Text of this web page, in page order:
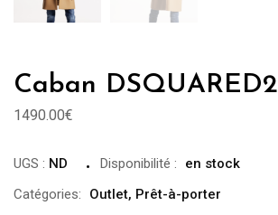
Caban DSQUARED2
1490.00€
UGS : ND Disponibilité :
en stock
Catégories:
Outlet, Prêt-à-porter